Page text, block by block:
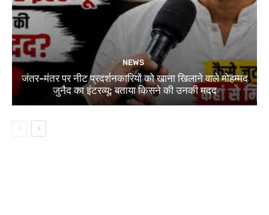
NEWS
जंतर-मंतर पर नीट प्रदर्शनकारियों को खाना खिलाने वाले मोहम्मद
जुनैद का इंटरव्यू: बताया किसने की उनकी मदद